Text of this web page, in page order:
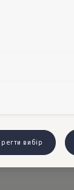
вибір